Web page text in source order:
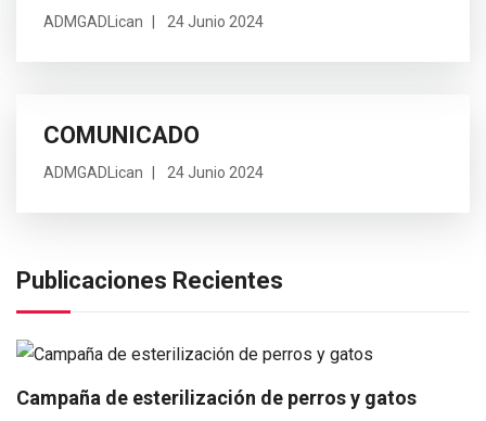
Publicaciones Recientes
Campaña de esterilización de perros y gatos
ADMGADLican 24 Junio 2024
COMUNICADO
ADMGADLican 24 Junio 2024